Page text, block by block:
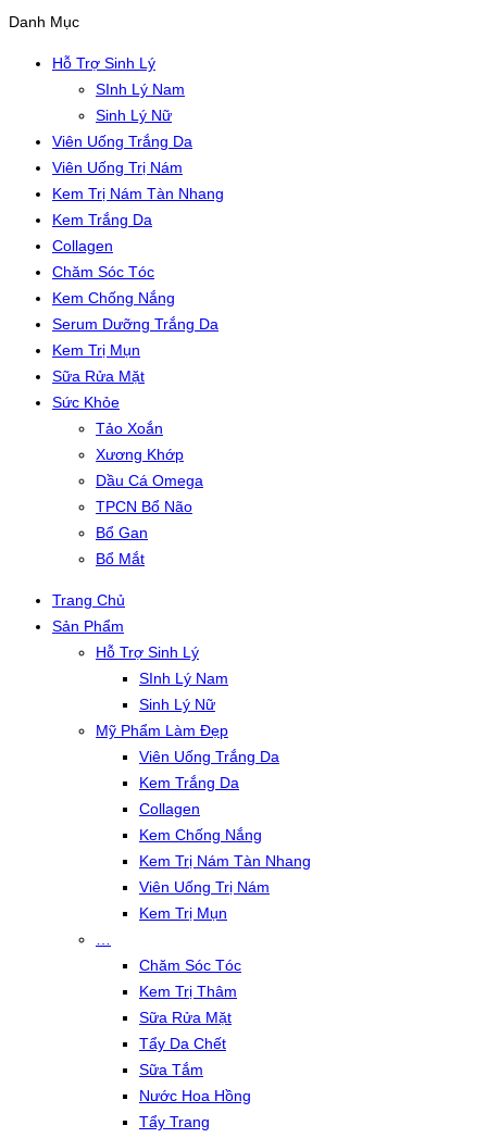
Danh Mục
Hỗ Trợ Sinh Lý
SInh Lý Nam
Sinh Lý Nữ
Viên Uống Trắng Da
Viên Uống Trị Nám
Kem Trị Nám Tàn Nhang
Kem Trắng Da
Collagen
Chăm Sóc Tóc
Kem Chống Nắng
Serum Dưỡng Trắng Da
Kem Trị Mụn
Sữa Rửa Mặt
Sức Khỏe
Tảo Xoắn
Xương Khớp
Dầu Cá Omega
TPCN Bổ Não
Bổ Gan
Bổ Mắt
Trang Chủ
Sản Phẩm
Hỗ Trợ Sinh Lý
SInh Lý Nam
Sinh Lý Nữ
Mỹ Phẩm Làm Đẹp
Viên Uống Trắng Da
Kem Trắng Da
Collagen
Kem Chống Nắng
Kem Trị Nám Tàn Nhang
Viên Uống Trị Nám
Kem Trị Mụn
Chăm Sóc Tóc
Kem Trị Thâm
Sữa Rửa Mặt
Tẩy Da Chết
Sữa Tắm
Nước Hoa Hồng
Tẩy Trang